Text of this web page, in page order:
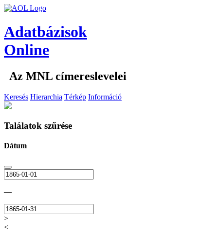
Adatbázisok
Online
Az MNL címereslevelei
Keresés Hierarchia Térkép Információ
Találatok szűrése
Dátum
—
>
<